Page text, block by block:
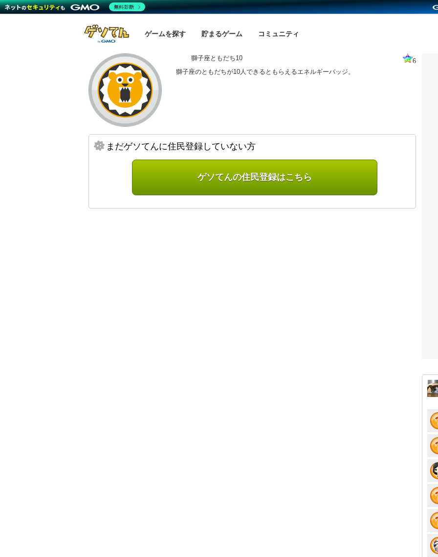
ゲームを探す 貯まるゲーム コミュニティ
獅子座ともだち10
6
獅子座のともだちが10人できるともらえるエネルギーバッジ。
まだゲソてんに住民登録していない方
ゲソてんの住民登録はこちら
無料診断